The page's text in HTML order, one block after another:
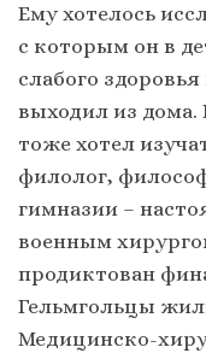
Ему хотелось
с которым он в
слабого
выходил из дома.
тоже хотел
филолог,
гимназии –
военным
продиктован
Гельмгольцы
Медицинско-